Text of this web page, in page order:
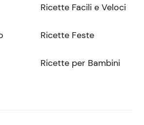
Ricette Facili e Veloci
Ricette Feste
Ricette per Bambini